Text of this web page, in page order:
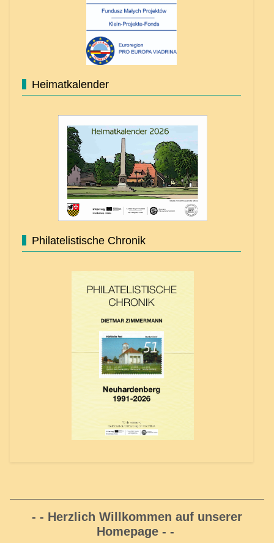
Heimatkalender
Philatelistische Chronik
- - Herzlich Willkommen auf unserer
Homepage - -